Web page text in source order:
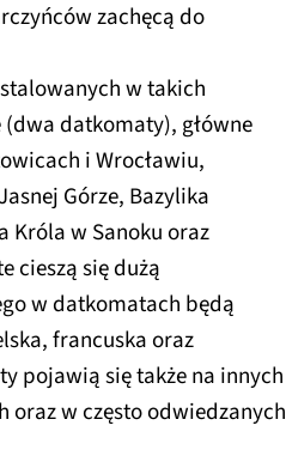
zachęcą do
w takich
datkomaty), główne
i Wrocławiu,
Górze, Bazylika
Króla w Sanoku oraz
cieszą się dużą
w datkomatach będą
francuska oraz
pojawią się także na innych
w często odwiedzanych